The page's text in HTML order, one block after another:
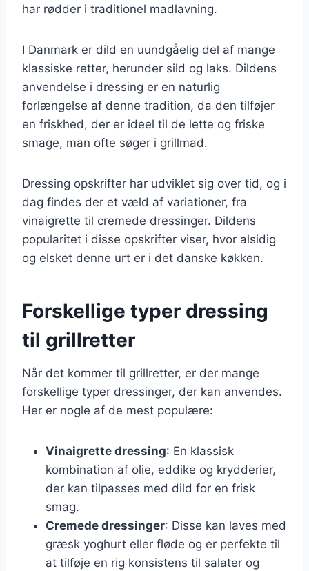
har rødder i traditionel madlavning.
I Danmark er dild en uundgåelig del af mange
klassiske retter, herunder sild og laks. Dildens
anvendelse i dressing er en naturlig
forlængelse af denne tradition, da den tilføjer
en friskhed, der er ideel til de lette og friske
smage, man ofte søger i grillmad.
Dressing opskrifter har udviklet sig over tid, og i
dag findes der et væld af variationer, fra
vinaigrette til cremede dressinger. Dildens
popularitet i disse opskrifter viser, hvor alsidig
og elsket denne urt er i det danske køkken.
Forskellige typer dressing
til grillretter
Når det kommer til grillretter, er der mange
forskellige typer dressinger, der kan anvendes.
Her er nogle af de mest populære:
Vinaigrette dressing: En klassisk
kombination af olie, eddike og krydderier,
der kan tilpasses med dild for en frisk
smag.
Cremede dressinger: Disse kan laves med
græsk yoghurt eller fløde og er perfekte til
at tilføje en rig konsistens til salater og